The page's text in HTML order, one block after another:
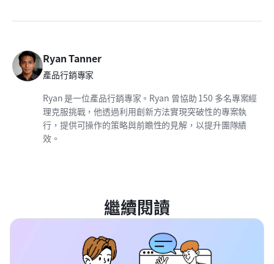
Ryan Tanner
產品行銷專家
Ryan 是一位產品行銷專家。Ryan 曾協助 150 多名專案經
理克服挑戰，他透過利用創新方法實現突破性的專案執
行，提供可操作的策略與前瞻性的見解，以提升團隊績
效。
繼續閱讀